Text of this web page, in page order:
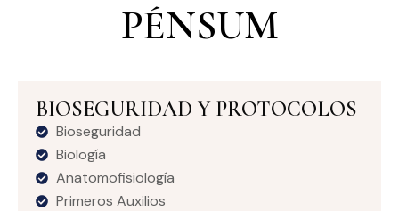
PÉNSUM
BIOSEGURIDAD Y PROTOCOLOS
Bioseguridad
Biología
Anatomofisiología
Primeros Auxilios